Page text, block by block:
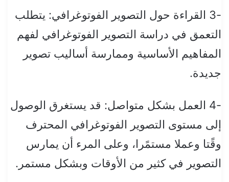
-3 القراءة حول التصوير الفوتوغرافي: يتطلب
التعمق في دراسة التصوير الفوتوغرافي لفهم
المفاهيم الأساسية وممارسة أساليب تصوير
جديدة.
-4 العمل بشكل متواصل: قد يستغرق الوصول
إلى مستوى التصوير الفوتوغرافي المحترف
وقًتا وعملا مستمًرا، وعلى المرء أن يمارس
التصوير في كثير من الأوقات وبشكل مستمر.